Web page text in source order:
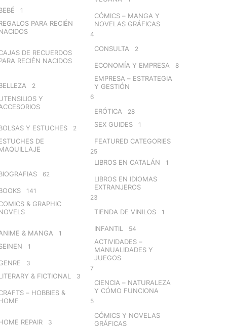
1
PARA RECIÉN
DE RECUERDOS
RECIÉN NACIDOS
2
Y
Y ESTUCHES 2
DE
62
141
& GRAPHIC
& MANGA 1
1
3
& FICTIONAL 3
– HOBBIES &
REPAIR 3
CÓMICS – MANGA Y
NOVELAS GRÁFICAS
4
CONSULTA 2
ECONOMÍA Y EMPRESA 8
EMPRESA – ESTRATEGIA
Y GESTIÓN
6
ERÓTICA 28
SEX GUIDES 1
FEATURED CATEGORIES
25
LIBROS EN CATALÁN 1
LIBROS EN IDIOMAS
EXTRANJEROS
23
TIENDA DE VINILOS 1
INFANTIL 54
ACTIVIDADES –
MANUALIDADES Y
JUEGOS
7
CIENCIA – NATURALEZA
Y CÓMO FUNCIONA
5
CÓMICS Y NOVELAS
GRÁFICAS